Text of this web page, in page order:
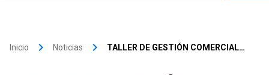
Inicio keyboard_arrow_right Noticias keyboard_arrow_right
TALLER DE GESTIÓN COMERCIAL
ADMINISTRADORES COMERCIALES